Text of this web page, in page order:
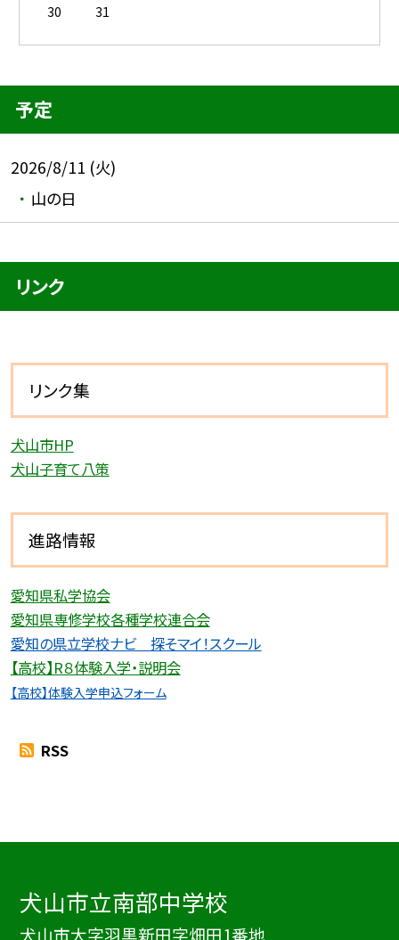
30
31
予定
2026/8/11 (火)
山の日
リンク
リンク集
犬山市HP
犬山子育て八策
進路情報
愛知県私学協会
愛知県専修学校各種学校連合会
愛知の県立学校ナビ 探そマイ！スクール
【高校】R８体験入学・説明会
【高校】体験入学申込フォーム
RSS
犬山市立南部中学校
犬山市大字羽黒新田字畑田1番地